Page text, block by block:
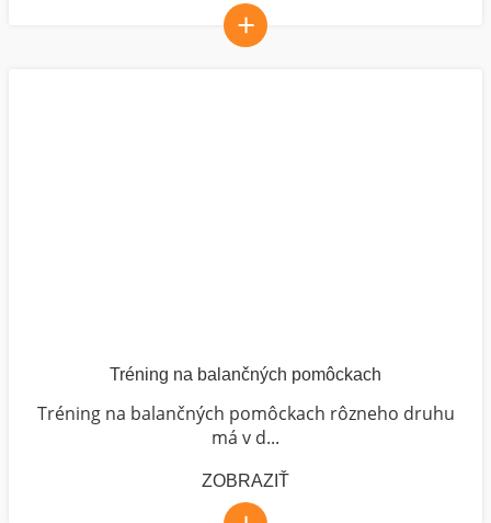
+
Tréning na balančných pomôckach
Tréning na balančných pomôckach rôzneho druhu
má v d...
ZOBRAZIŤ